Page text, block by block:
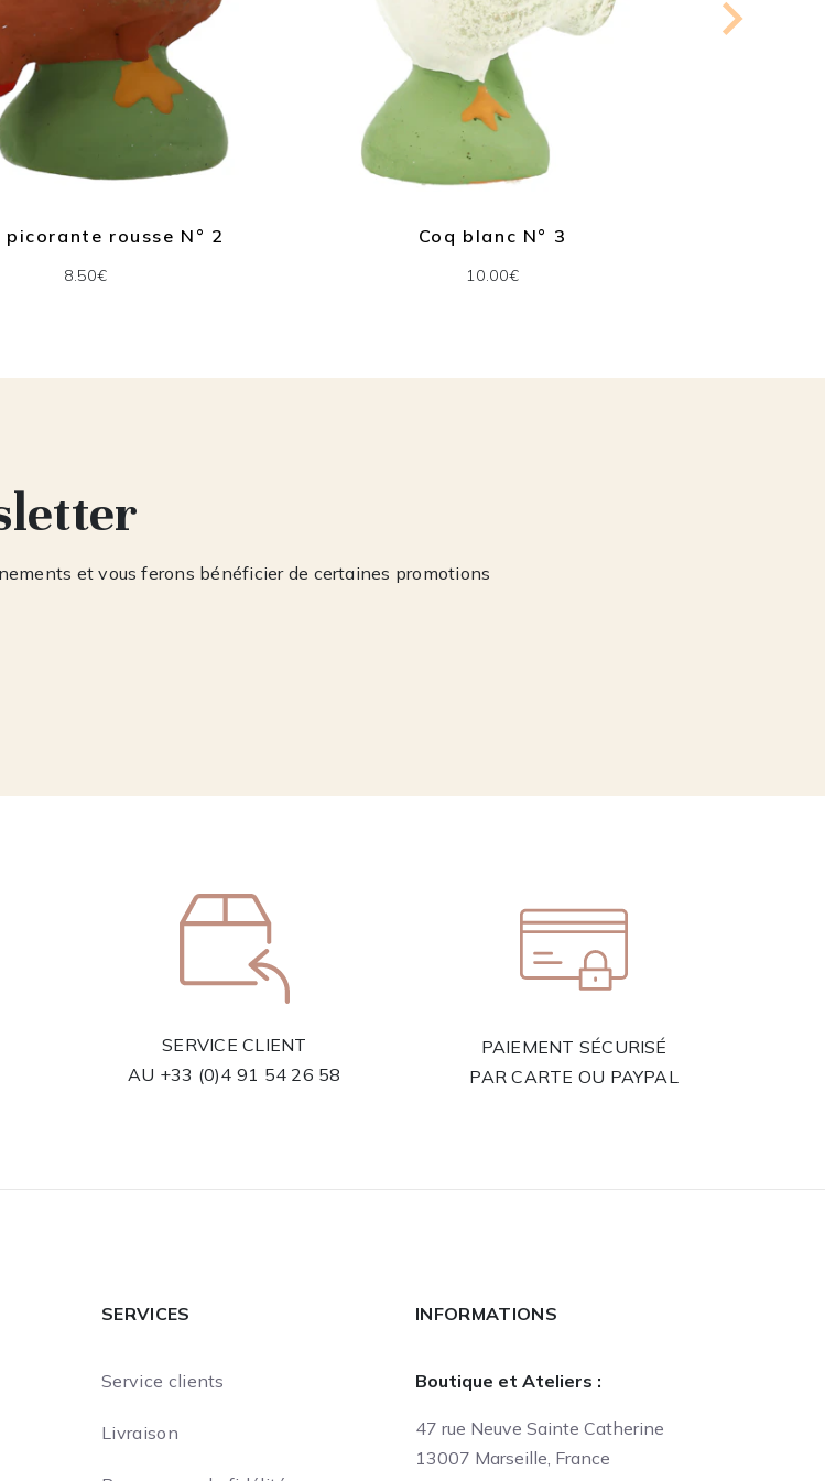
picorante rousse N° 2
8.50€
Coq blanc N° 3
10.00€
et vous ferons bénéficier de certaines promotions
SERVICE CLIENT
AU +33 (0)4 91 54 26 58
PAIEMENT SÉCURISÉ
PAR CARTE OU PAYPAL
SERVICES
Service clients
Livraison
INFORMATIONS
Boutique et Ateliers :
47 rue Neuve Sainte Catherine
13007 Marseille, France